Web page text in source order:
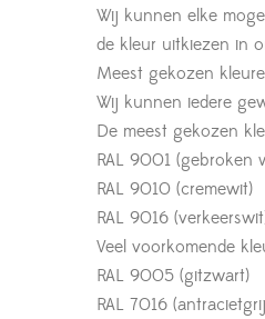
Wij kunnen elke
de kleur uitkiezen in
Meest gekozen
Wij kunnen iedere
De meest gekozen
RAL 9001 (gebroken
RAL 9010 (cremewit)
RAL 9016
Veel voorkomende
RAL 9005 (gitzwart)
RAL 7016